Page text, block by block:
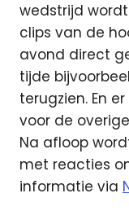
wedstrijd
clips van de
avond direct
tijde
terugzien. En
voor de
Na afloop
met reacties
informatie via